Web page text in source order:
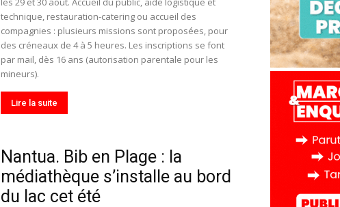
Hebdo39
technique, restauration-catering ou accueil des
compagnies : plusieurs missions sont proposées, pour
des créneaux de 4 à 5 heures. Les inscriptions se font
par mail, dès 16 ans (autorisation parentale pour les
mineurs).
Lire la suite
Nantua. Bib en Plage : la
médiathèque s’installe au bord
du lac cet été